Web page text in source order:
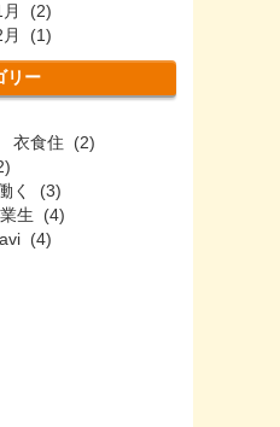
月 (2)
月 (1)
リー
衣食住 (2)
く (3)
生 (4)
(4)